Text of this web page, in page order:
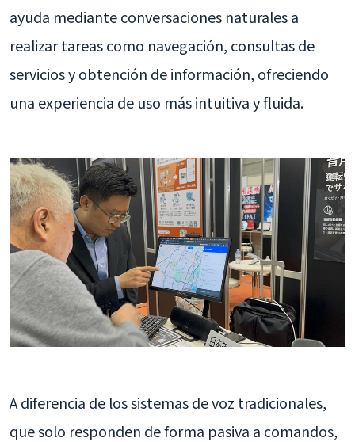
ayuda mediante conversaciones naturales a
realizar tareas como navegación, consultas de
servicios y obtención de información, ofreciendo
una experiencia de uso más intuitiva y fluida.
A diferencia de los sistemas de voz tradicionales,
que solo responden de forma pasiva a comandos,